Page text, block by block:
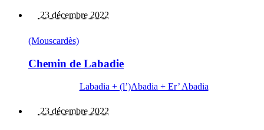
23 décembre 2022
(Mouscardès)
Chemin de Labadie
Labadia + (l’)Abadia + Er’ Abadia
23 décembre 2022